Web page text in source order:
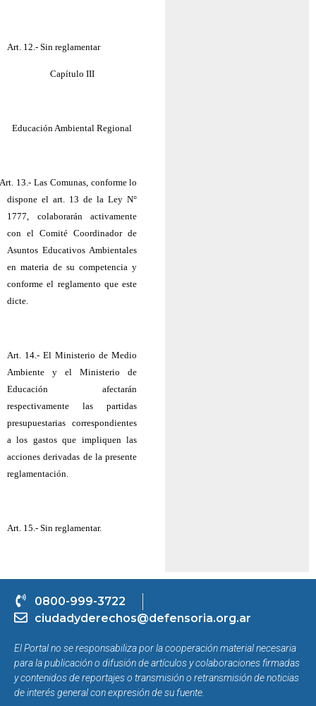
Art. 12.- Sin reglamentar
Capítulo III
Educación Ambiental Regional
13.- Las Comunas, conforme lo
dispone el art. 13 de la Ley N°
1777, colaborarán activamente
con el Comité Coordinador de
Asuntos Educativos Ambientales
en materia de su competencia y
conforme el reglamento que este
dicte.
Art. 14.- El Ministerio de Medio
Ambiente y el Ministerio de
Educación afectarán
respectivamente las partidas
presupuestarias correspondientes
a los gastos que impliquen las
acciones derivadas de la presente
reglamentación.
Art. 15.- Sin reglamentar.
0800-999-3722
ciudadyderechos@defensoria.org.ar
El Portal no se responsabiliza por la cooperación material necesaria
para la publicación o difusión de artículos y colaboraciones firmadas
y contenidos de reportajes o transmisión o retransmisión de noticias
de interés general con expresión de su fuente.